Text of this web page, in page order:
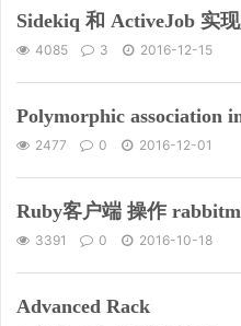
Sidekiq 和 ActiveJob 实
4085 3 2016-12-15
Polymorphic association
2477 0 2016-12-01
Ruby客户端 操作
3391 0 2016-10-18
Advanced Rack